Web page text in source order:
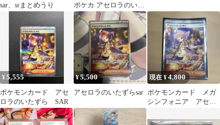
sar、srまとめうり
ポケカ アセロラのいた
ずら SAR M1S-090 拡張
パック メガシンフォ
ニア トレカ TCG 264
¥5,555
ポケモンカード アセ
ロラのいたずら SAR
¥5,500
アセロラのいたずらsar
現在 ¥4,800
ポケモンカード メガ
シンフォニア アセロ